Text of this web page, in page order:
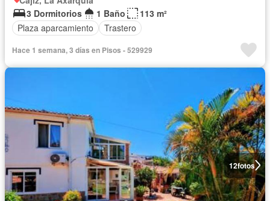
3 Dormitorios
1 Baño
113 m²
Plaza aparcamiento
Trastero
Hace 1 semana, 3 días en Pisos - 529929
12fotos